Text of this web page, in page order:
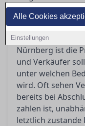
Alle Cookies
Einstellungen
und bietet
Ein zentraler
Nürnberg ist die
und Verkäufer
unter welchen
wird. Oft sehen
bereits bei
zahlen ist,
letztlich